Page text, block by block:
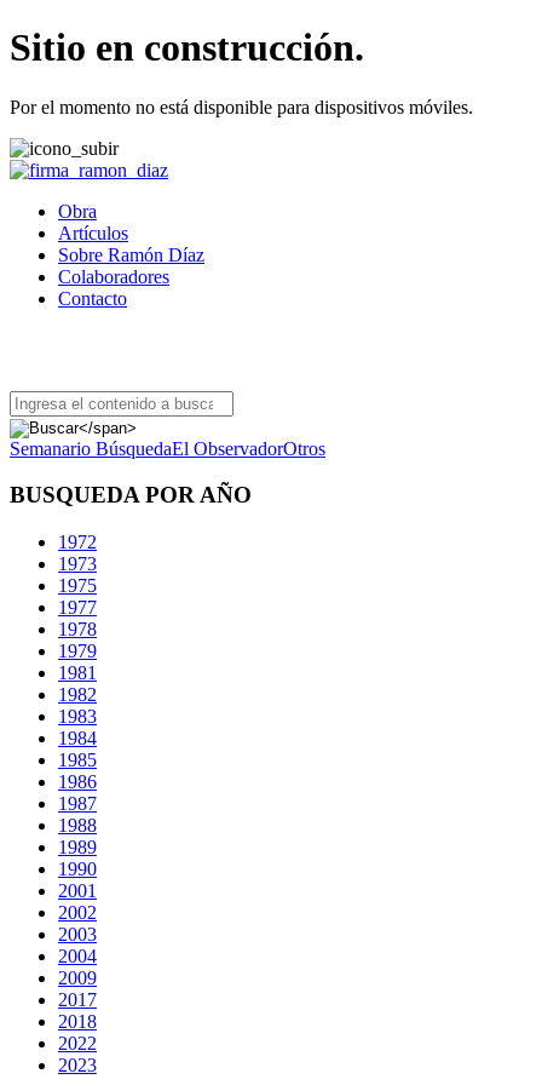
Sitio en construcción.
Por el momento no está disponible para dispositivos móviles.
Obra
Artículos
Sobre Ramón Díaz
Colaboradores
Contacto
Semanario BúsquedaEl ObservadorOtros
BUSQUEDA POR AÑO
1972
1973
1975
1977
1978
1979
1981
1982
1983
1984
1985
1986
1987
1988
1989
1990
2001
2002
2003
2004
2009
2017
2018
2022
2023